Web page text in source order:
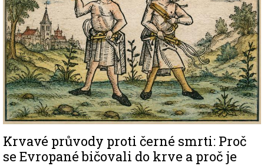
Krvavé průvody proti černé smrti: Proč
se Evropané bičovali do krve a proč je